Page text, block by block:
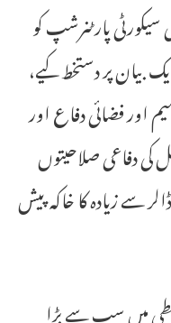
پارٹنرشپ کو
پر دستخط کیے،
اور فضائی دفاع اور
کی دفاعی صلاحیتوں
کاری میں 38 بلین ڈالر سے زیادہ کا خاکہ پیش
میں سب سے بڑا